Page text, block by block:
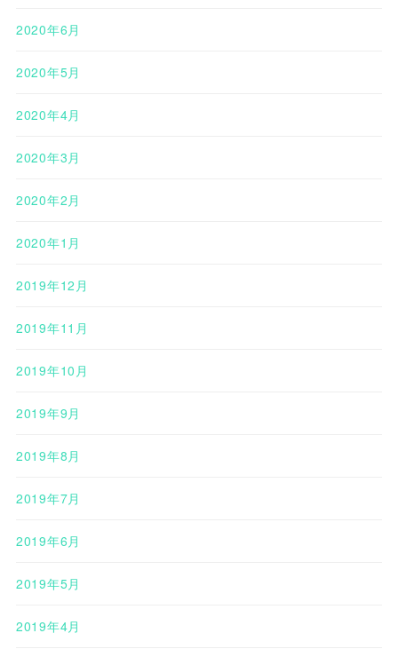
2020年6月
2020年5月
2020年4月
2020年3月
2020年2月
2020年1月
2019年12月
2019年11月
2019年10月
2019年9月
2019年8月
2019年7月
2019年6月
2019年5月
2019年4月